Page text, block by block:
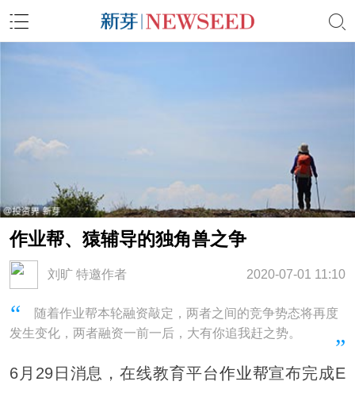
作业帮、猿辅导的独角兽之争
2020-07-01 11:10
刘旷 特邀作者
随着作业帮本轮融资敲定，两者之间的竞争势态将再度
发生变化，两者融资一前一后，大有你追我赶之势。
6月29日消息，在线教育平台作业帮宣布完成E